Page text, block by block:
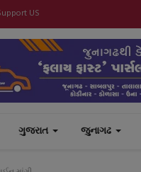
US
ગુજરાત જુનાગઢ